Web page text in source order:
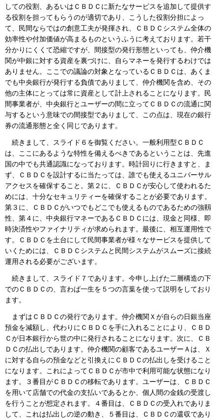
しての役割、あるいはＣＢＤＣに新たなサービスを追加して提供す
る役割を担ってもらうのが適切であり、こうした役割分担によっ
て、民間ならではの創意工夫が発揮され、ＣＢＤＣシステム全体の
効率性や付加価値が高まるものというふうに考えております。若干
分かりにくくて恐縮ですが、間接型の発行形態といっても、仲介機
関が中銀に対する資産を裏づけに、自らマネーを発行するわけでは
ありません。ここでの議論の対象となっているＣＢＤＣは、あくま
でも中央銀行が発行する負債でありまして、仲介機関を含め、その
他の主体にとっては常に資産として計上されることになります。民
間事業者が、中央銀行とユーザーの間に立ってＣＢＤＣの流通に関
与するという意味での間接型でありまして、この点は、現在の銀行
券の流通形態と全く同じであります。
続きまして、スライド６を御覧ください。一般利用型ＣＢＤＣ
は、ここにあるような特性を備えるべきであるということは、先進
国の中でも共通認識になっております。時計回りに行きますと、ま
ず、ＣＢＤＣを設計するに当たっては、誰でも使えるユニバーサル
アクセスを確保すること。第２に、ＣＢＤＣが安心して使われるた
めには、十分なセキュリティーを確保することが必要であります。
第３に、ＣＢＤＣがいつでもどこでも使えるものであるための強靱
性、第４に、中央銀行マネーであるＣＢＤＣには、現金と同様、即
時決済性やファイナリティが求められます。最後に、相互運用性で
す。ＣＢＤＣを土台にして民間事業者が様々なサービスを提供して
いくためには、ＣＢＤＣシステムと民間システムがスムーズに接続
運用される必要がございます。
続きまして、スライド７であります。今申し上げた二層構造の下
でのＣＢＤＣの、言わば一生を５つの言葉を使って説明をしており
ます。
まずはＣＢＤＣの発行であります。仲介機関Ｘが自らの日銀当座
預金を減額し、代わりにＣＢＤＣを手に入れることにより、ＣＢＤ
Ｃが日本銀行から世の中に発行されることになります。次に、ＣＢ
ＤＣの払出しであります。仲介機関の顧客であるユーザーＡは、Ｘ
に対する自らの預金などと引換えにＣＢＤＣの払出しを受けること
になります。これによってＣＢＤＣが市中で利用可能な状態になり
ます。３番目がＣＢＤＣの移転であります。ユーザーは、ＣＢＤＣ
を用いて店舗での代金の支払いであるとか、個人間の金銭の受渡し
を行うことが想定されます。４番目は、ＣＢＤＣの受入れでありま
して、これは払出しの逆の動き、５番目は、ＣＢＤＣの還収であり